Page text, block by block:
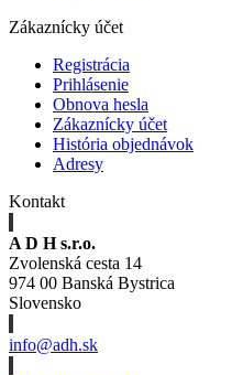
Zákaznícky účet
Registrácia
Prihlásenie
Obnova hesla
Zákaznícky účet
História objednávok
Adresy
Kontakt
A D H s.r.o.
Zvolenská cesta 14
974 00 Banská Bystrica
Slovensko
info@adh.sk